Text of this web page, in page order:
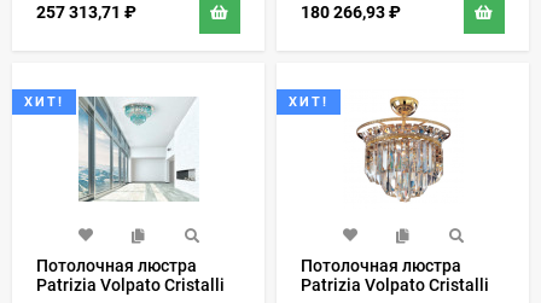
257 313,71 ₽ 180 266,93₽
ХИТ!
Потолочная люстра
Patrizia Volpato Cristalli
ХИТ!
Потолочная люстра
Patrizia Volpato Cristalli